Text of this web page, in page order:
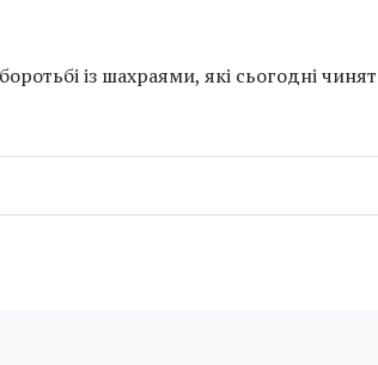
із шахраями, які сьогодні